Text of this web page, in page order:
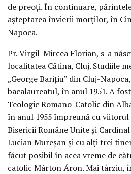
de preoți. În continuare,
așteptarea învierii morților, în
Napoca.
Pr. Virgil-Mircea Florian, s-a
localitatea Cătina, Cluj. Studiile
„George Barițiu” din Cluj-
bacalaureatul, în anul 1951. A
Teologic Romano-Catolic din
în anul 1955 împreună cu
Bisericii Române Unite și
Lucian Mureșan și cu alți trei
făcut posibil în acea vreme de
catolic Márton Áron. Mai târziu,